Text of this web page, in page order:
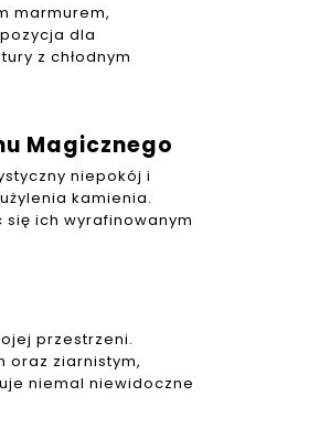
marmurem,
dla
z chłodnym
Magicznego
niepokój i
kamienia.
ich wyrafinowanym
przestrzeni.
oraz ziarnistym,
niemal niewidoczne